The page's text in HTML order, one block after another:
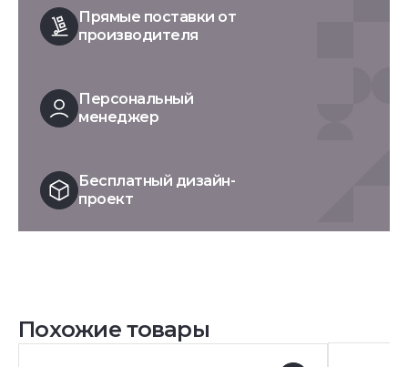
Прямые поставки от
производителя
Персональный
менеджер
Бесплатный дизайн-
проект
Похожие товары